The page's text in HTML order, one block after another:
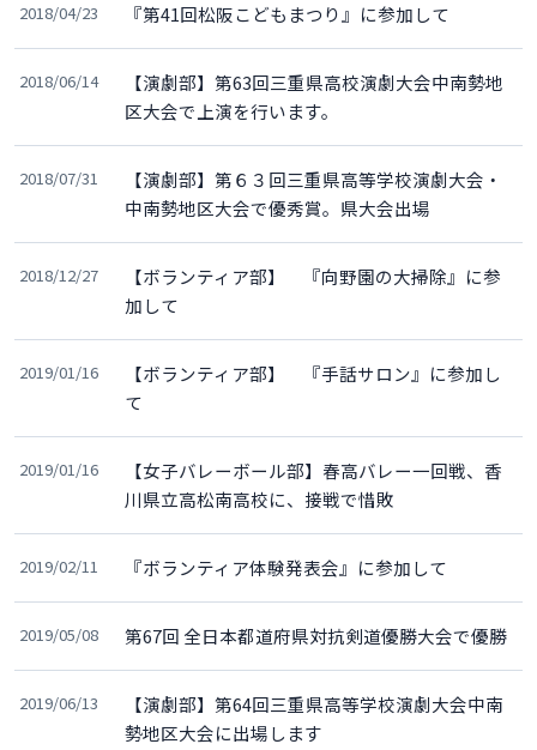
2018/04/23 『第41回松阪こどもまつり』に参加して
2018/06/14
【演劇部】第63回三重県高校演劇大会中南勢地
区大会で上演を行います。
2018/07/31
【演劇部】第６３回三重県高等学校演劇大会・
中南勢地区大会で優秀賞。県大会出場
2018/12/27
【ボランティア部】 『向野園の大掃除』に参
加して
2019/01/16
【ボランティア部】 『手話サロン』に参加し
て
2019/01/16
【女子バレーボール部】春高バレー一回戦、香
川県立高松南高校に、接戦で惜敗
2019/02/11 『ボランティア体験発表会』に参加して
2019/05/08 第67回 全日本都道府県対抗剣道優勝大会で優勝
2019/06/13
【演劇部】第64回三重県高等学校演劇大会中南
勢地区大会に出場します